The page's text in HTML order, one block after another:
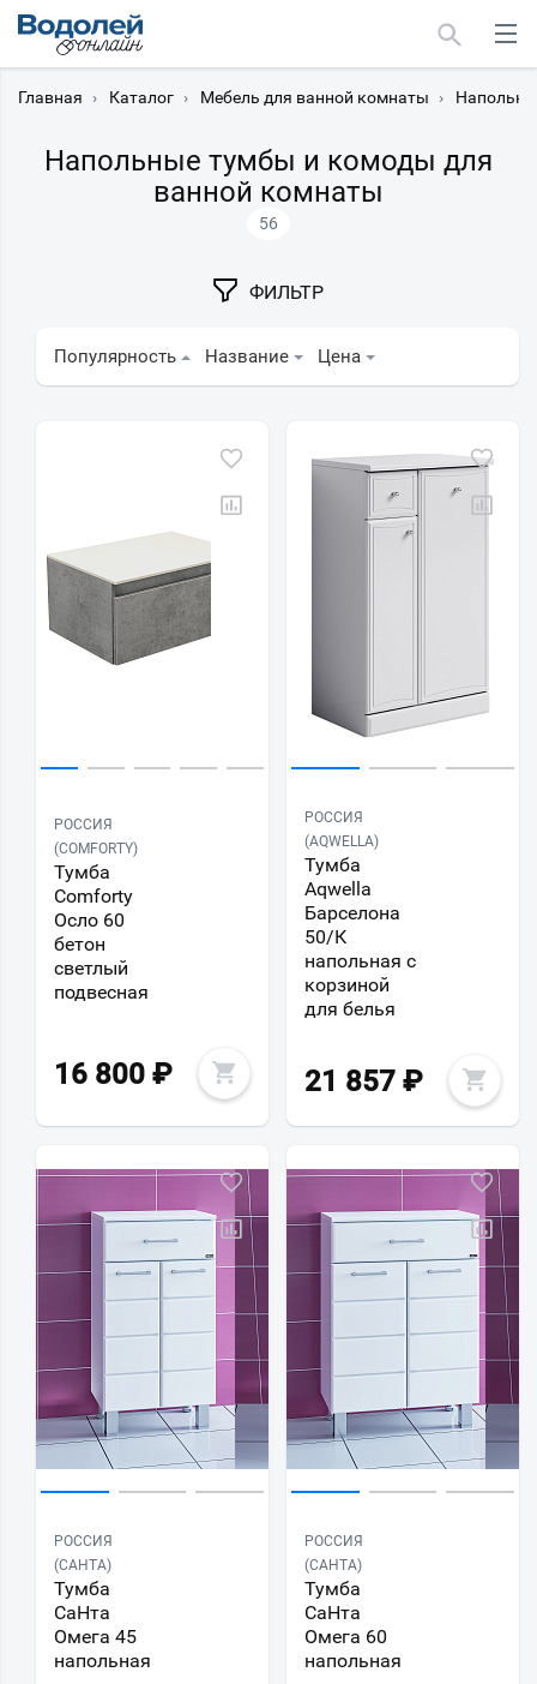
Главная › Каталог › Мебель для ванной комнаты ›
Напольные тумбы и комоды для
ванной комнаты
56
ФИЛЬТР
Популярность Название Цена
РОССИЯ
(COMFORTY)
Тумба
Comforty
Осло 60
бетон
светлый
подвесная
16 800 ₽
РОССИЯ
(AQWELLA)
Тумба
Aqwella
Барселона
50/К
напольная с
корзиной
для белья
21 857 ₽
РОССИЯ
(САНТА)
Тумба
СаНта
Омега 45
напольная
РОССИЯ
(САНТА)
Тумба
СаНта
Омега 60
напольная